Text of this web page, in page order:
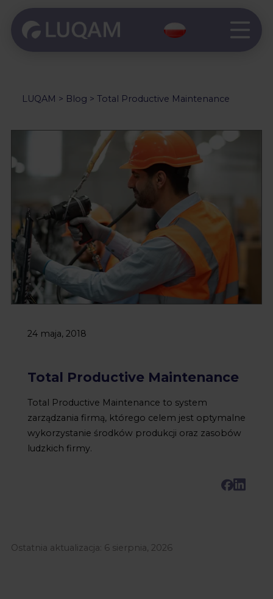
LUQAM > Blog > Total Productive Maintenance
24 maja, 2018
Total Productive Maintenance
Total Productive Maintenance to system
zarządzania firmą, którego celem jest optymalne
wykorzystanie środków produkcji oraz zasobów
ludzkich firmy.
Ostatnia aktualizacja: 6 sierpnia, 2026